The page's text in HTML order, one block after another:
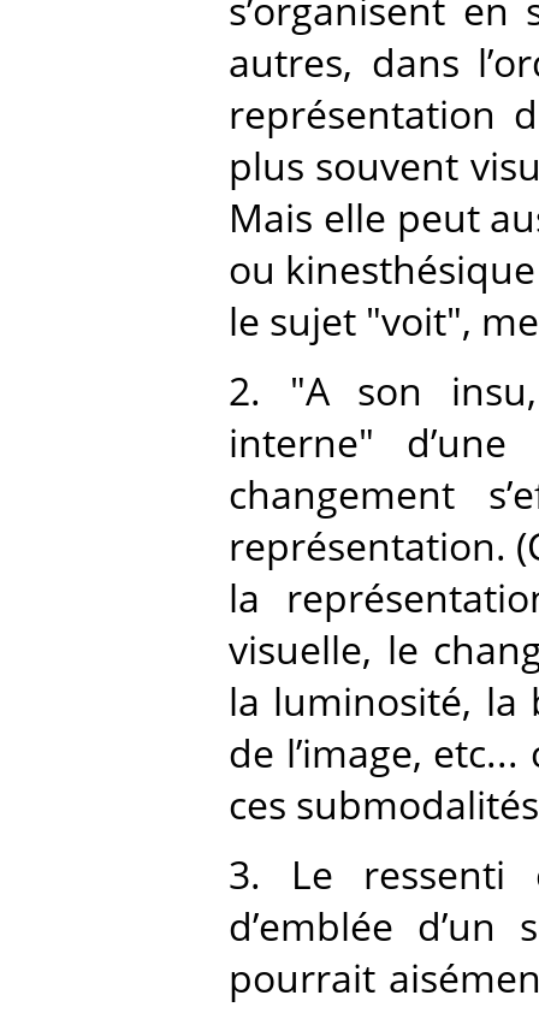
autres, dans
représentation
plus souvent
Mais elle peut
ou
le sujet "voit",
2. "A son
interne"
changement
représentation.
la
visuelle, le
la luminosité, la
de l’image,
ces
3. Le ressenti
d’emblée
pourrait